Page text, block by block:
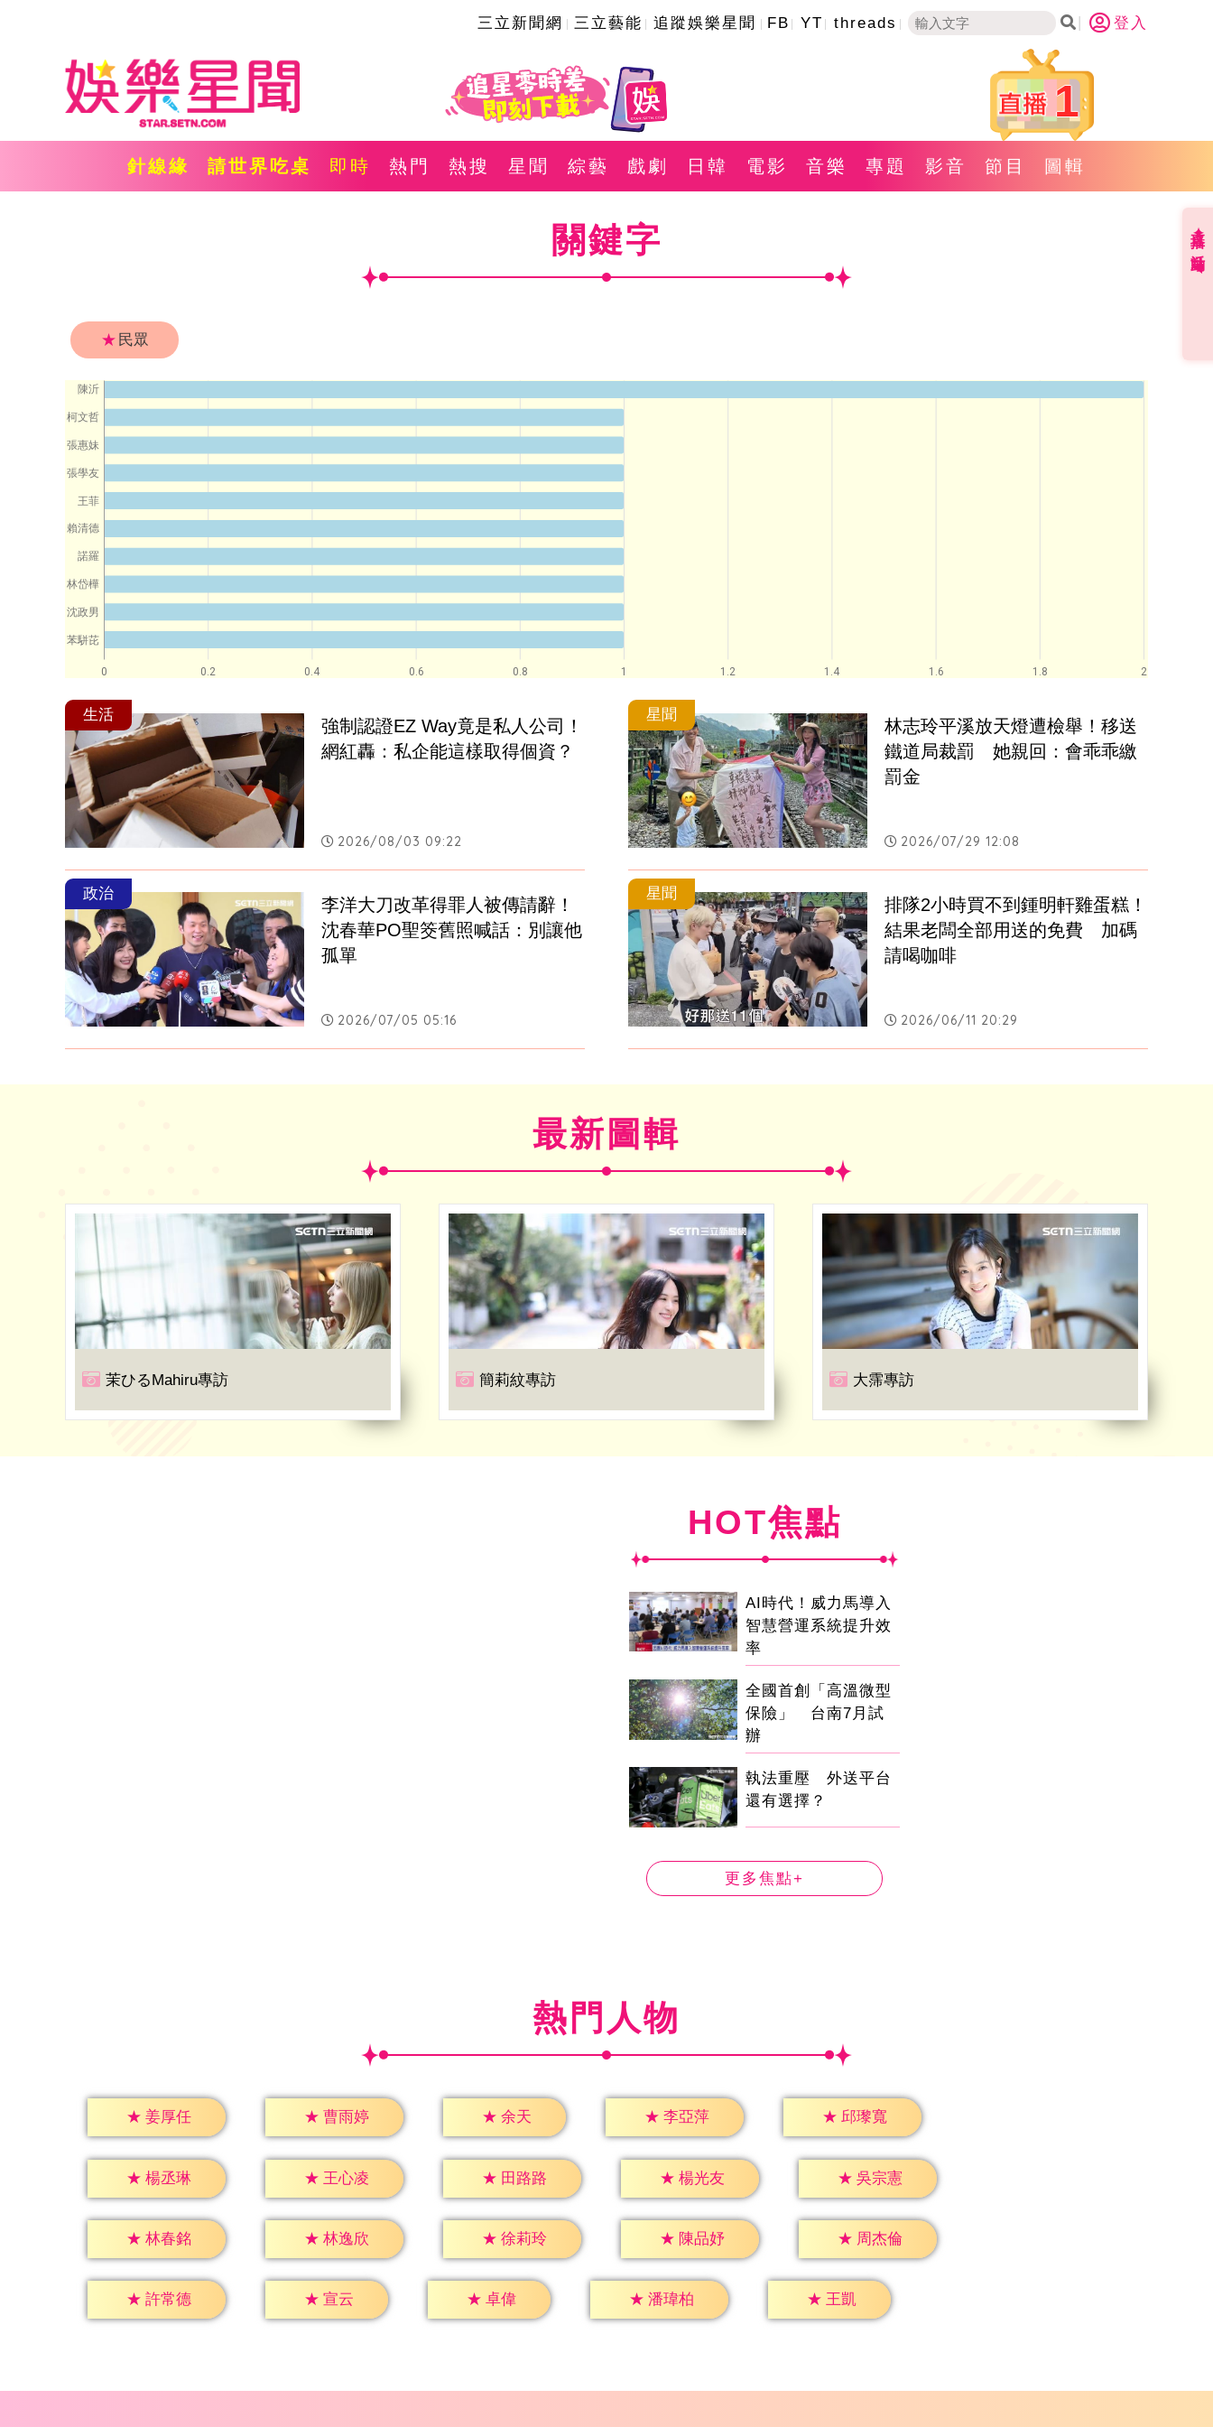
三立新聞網 三立藝能 追蹤娛樂星聞 FB YT threads 登入
1
針線緣 請世界吃桌 即時 熱門 熱搜 星聞 綜藝 戲劇 日韓 電影 音樂 專題 影音 節目 圖輯
關鍵字
★ 民眾
0 0.2 0.4 0.6 0.8 1 1.2 1.4 1.6 1.8 2
陳沂
柯文哲
張惠妹
張學友
王菲
賴清德
諾羅
林岱樺
沈政男
苯駢芘
生活
強制認證EZ Way竟是私人公司！
網紅轟：私企能這樣取得個資？
2026/08/03 09:22
星聞
林志玲平溪放天燈遭檢舉！移送
鐵道局裁罰　她親回：會乖乖繳
罰金
2026/07/29 12:08
政治
李洋大刀改革得罪人被傳請辭！
沈春華PO聖筊舊照喊話：別讓他
孤單
2026/07/05 05:16
星聞
排隊2小時買不到鍾明軒雞蛋糕！
結果老闆全部用送的免費　加碼
請喝咖啡
2026/06/11 20:29
最新圖輯
茉ひるMahiru專訪 簡莉紋專訪 大霈專訪
HOT焦點
AI時代！威力馬導入
智慧營運系統提升效
率
全國首創「高溫微型
保險」 台南7月試
辦
執法重壓 外送平台
還有選擇？
更多焦點+
熱門人物
★ 姜厚任 ★ 曹雨婷 ★ 余天 ★ 李亞萍 ★ 邱瓈寬
★ 楊丞琳 ★ 王心凌 ★ 田路路 ★ 楊光友 ★ 吳宗憲
★ 林春銘 ★ 林逸欣 ★ 徐莉玲 ★ 陳品妤 ★ 周杰倫
★ 許常德 ★ 宣云 ★ 卓偉 ★ 潘瑋柏 ★ 王凱
直播✦活動